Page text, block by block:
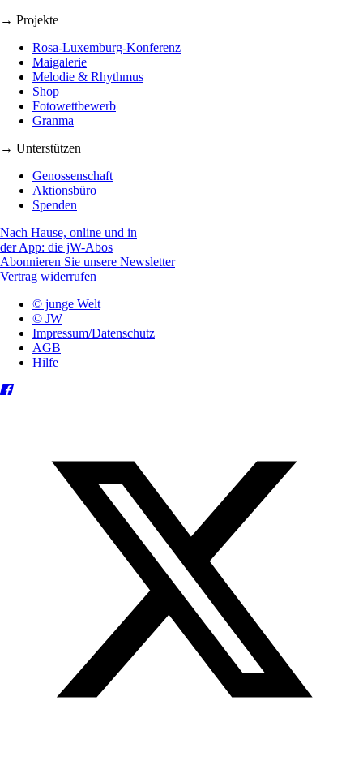
→ Projekte
Rosa-Luxemburg-Konferenz
Maigalerie
Melodie & Rhythmus
Shop
Fotowettbewerb
Granma
→ Unterstützen
Genossenschaft
Aktionsbüro
Spenden
Nach Hause, online und in
der App: die jW-Abos
Abonnieren Sie unsere Newsletter
Vertrag widerrufen
© junge Welt
© JW
Impressum/Datenschutz
AGB
Hilfe